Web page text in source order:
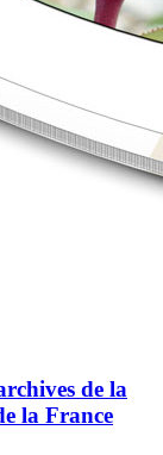
de la
la France